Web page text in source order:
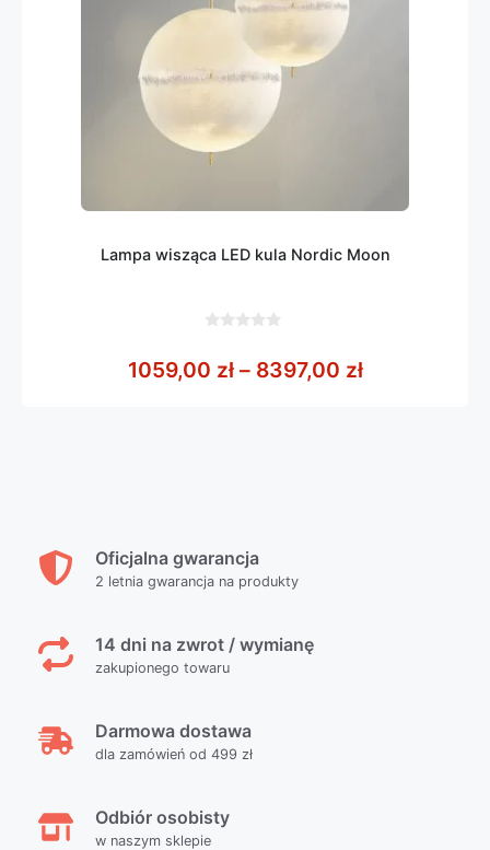
Lampa wisząca LED kula Nordic Moon
5
1059,00 zł – 8397,00 złZakres cen:
Oficjalna gwarancja
2 letnia gwarancja na produkty
14 dni na zwrot / wymianę
zakupionego towaru
Darmowa dostawa
dla zamówień od 499 zł
Odbiór osobisty
w naszym sklepie